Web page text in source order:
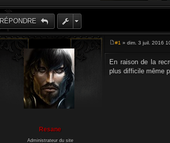
RÉPONDRE
Resane
Administrateur du site
s
a
#1 » dim. 3 juil. 2016
En raison de la
plus difficile même